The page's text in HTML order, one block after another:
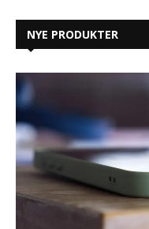
NYE PRODUKTER